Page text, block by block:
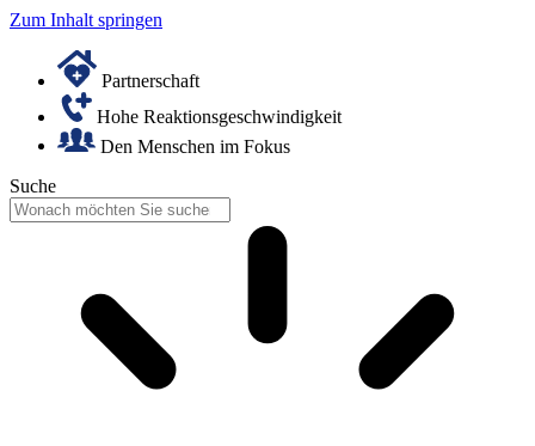
Zum Inhalt springen
Partnerschaft
Hohe Reaktionsgeschwindigkeit
Den Menschen im Fokus
Suche